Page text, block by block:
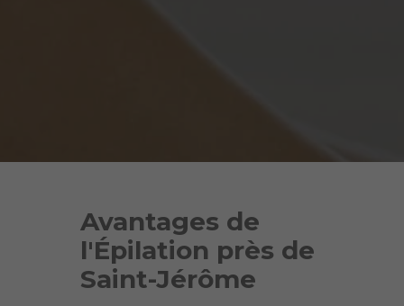
Avantages de
l'Épilation près de
Saint-Jérôme